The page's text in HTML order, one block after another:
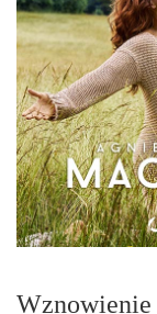
Wznowienie